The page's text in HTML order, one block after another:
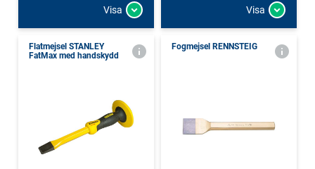
Visa Visa
Flatmejsel STANLEY
FatMax med handskydd
Fogmejsel RENNSTEIG